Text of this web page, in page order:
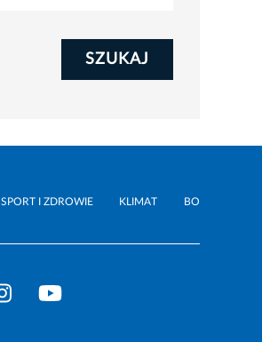
SZUKAJ
SPORT I ZDROWIE KLIMAT BO